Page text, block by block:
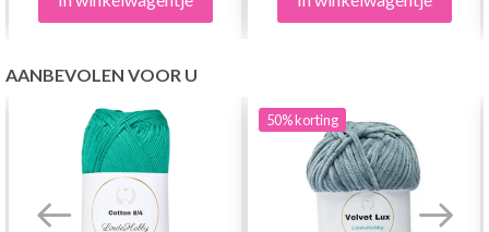
AANBEVOLEN VOOR U
50%korting